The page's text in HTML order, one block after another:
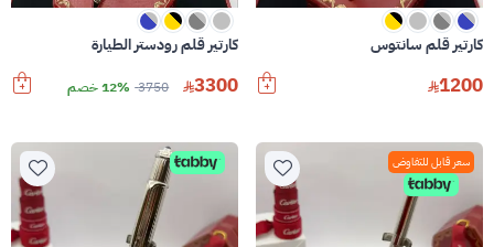
كارتير قلم سانتوس
1200
كارتير قلم رودستر الطيارة
3300
3750 12% خصم
سعر قابل للتفاوض